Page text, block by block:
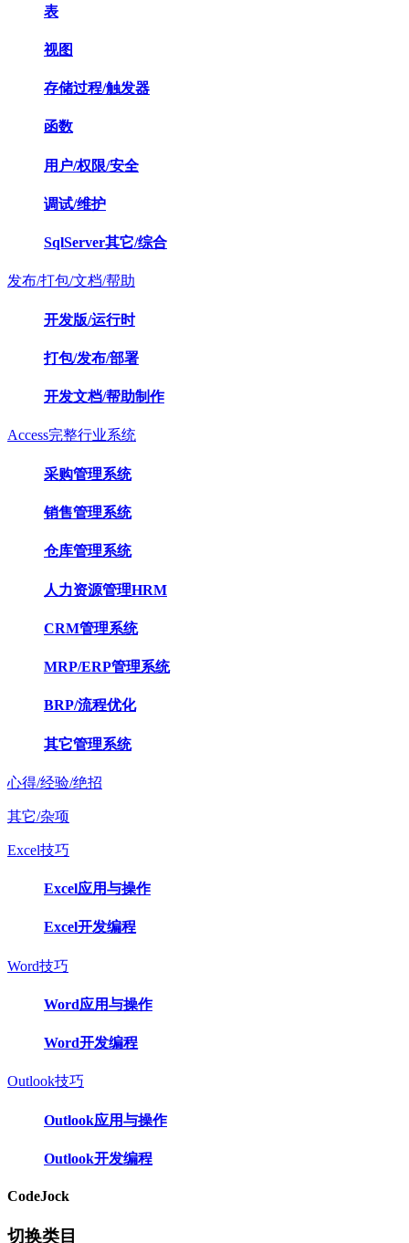
表
视图
存储过程/触发器
函数
用户/权限/安全
调试/维护
SqlServer其它/综合
发布/打包/文档/帮助
开发版/运行时
打包/发布/部署
开发文档/帮助制作
Access完整行业系统
采购管理系统
销售管理系统
仓库管理系统
人力资源管理HRM
CRM管理系统
MRP/ERP管理系统
BRP/流程优化
其它管理系统
心得/经验/绝招
其它/杂项
Excel技巧
Excel应用与操作
Excel开发编程
Word技巧
Word应用与操作
Word开发编程
Outlook技巧
Outlook应用与操作
Outlook开发编程
CodeJock
切换类目